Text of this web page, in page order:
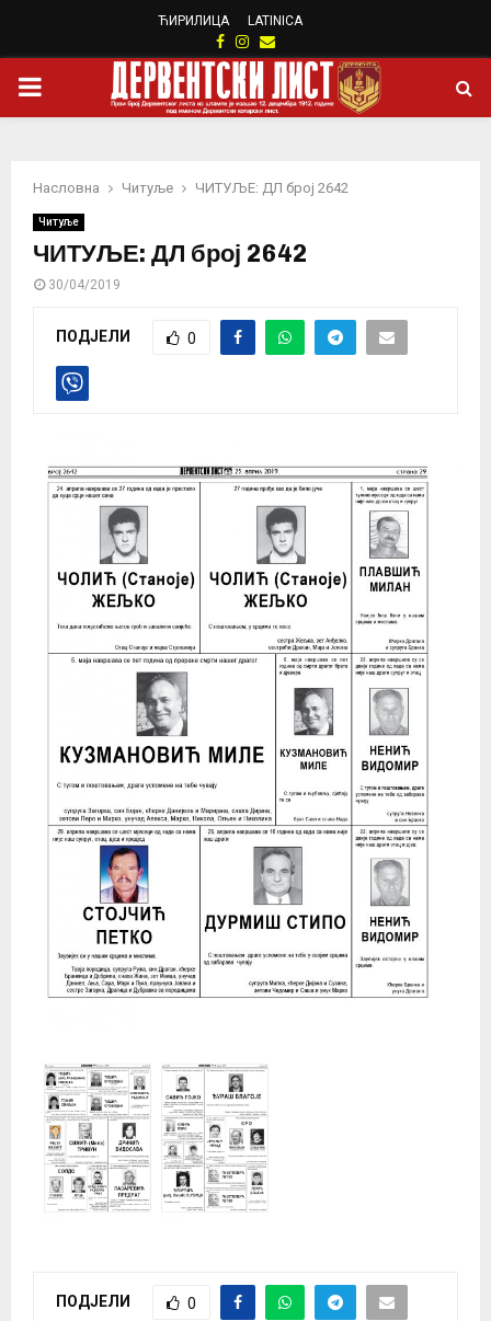
ЋИРИЛИЦА LATINICA
Facebook
Instagram
Email
PRIMARY
Насловна Читуље ЧИТУЉЕ: ДЛ број 2642
Читуље
ЧИТУЉЕ: ДЛ број 2642
30/04/2019
ПОДЈЕЛИ 0
ПОДЈЕЛИ 0